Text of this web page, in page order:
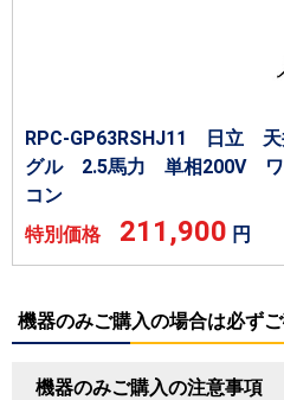
RPC-GP63RSHJ11 日立
グル 2.5馬力 単相200V ワ
コン
特別価格 211,900 円
機器のみご購入の場合は必ず
機器のみご購入の注意事項